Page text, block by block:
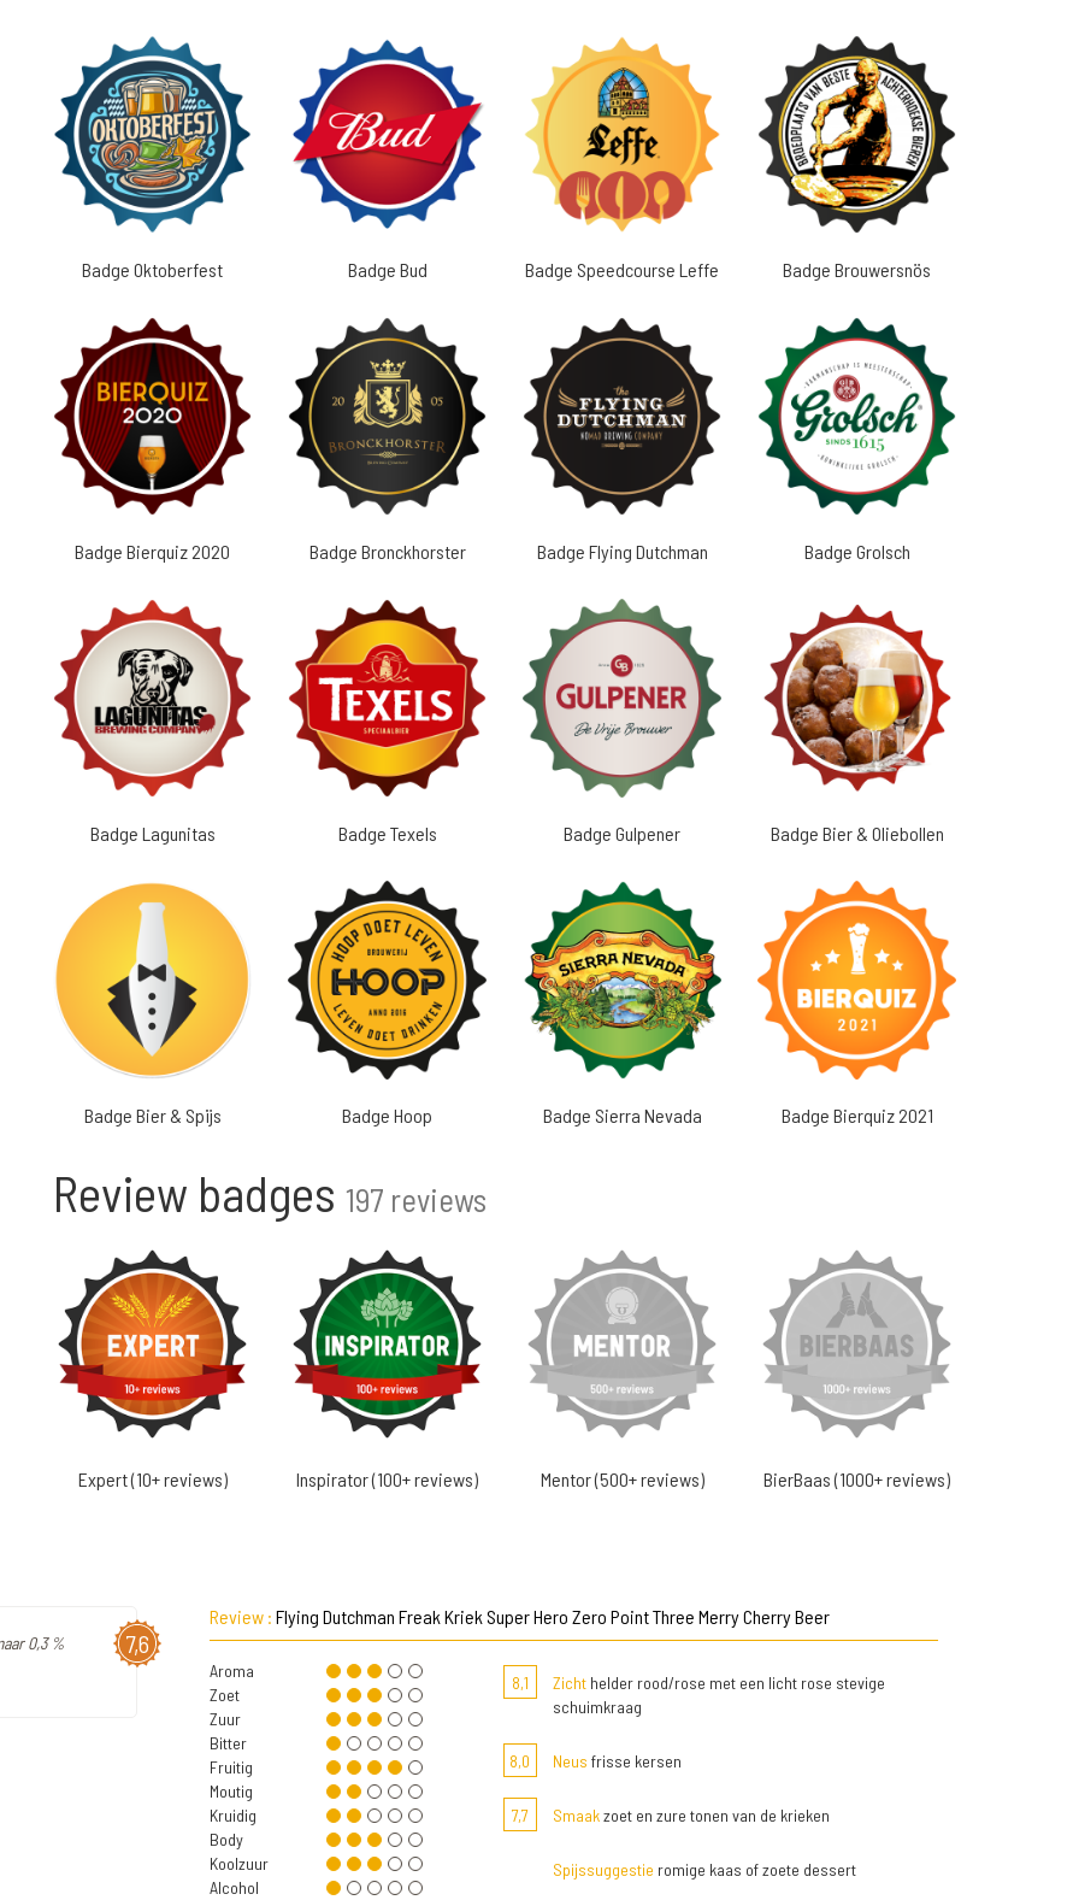
Badge Oktoberfest Badge Bud Badge Speedcourse Leffe Badge Brouwersnös
Badge Bierquiz 2020 Badge Bronckhorster Badge Flying Dutchman Badge Grolsch
Badge Lagunitas Badge Texels Badge Gulpener Badge Bier & Oliebollen
Badge Bier & Spijs Badge Hoop Badge Sierra Nevada Badge Bierquiz 2021
Review badges 197 reviews
Expert (10+ reviews) Inspirator (100+ reviews) Mentor (500+ reviews) BierBaas (1000+ reviews)
7,6
0,3 %
Review : Flying Dutchman Freak Kriek Super Hero Zero Point Three Merry Cherry Beer
Aroma
Zoet
Zuur
Bitter
Fruitig
Moutig
Kruidig
Body
Koolzuur
Alcohol
8,1 Zichthelder rood/rose met een licht rose stevige
schuimkraag
8,0 Neus frisse kersen
7,7 Smaakzoet en zure tonen van de krieken
Spijssuggestie romige kaas of zoete dessert